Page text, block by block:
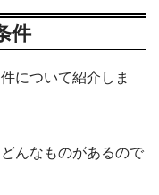
件
について紹介しま
んなものがあるので